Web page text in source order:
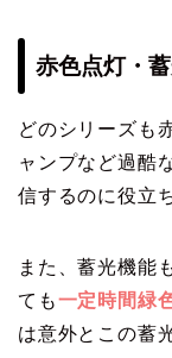
赤色点灯・
どのシリーズも
ャンプなど過酷
信するのに役立
また、蓄光機能
ても一定時間緑
は意外とこの蓄